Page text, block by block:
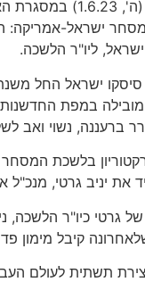
טום ניידס
ליו"ר הלשכה.
במפת
ברעננה, נשוי ואב
בלשכת
את יניב גרטי,
של גרטי כיו"ר
קיבל מימון
תשתית לעולם